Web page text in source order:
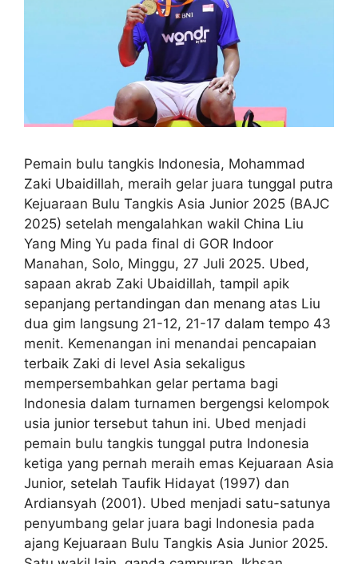
Pemain bulu tangkis Indonesia, Mohammad
Zaki Ubaidillah, meraih gelar juara tunggal putra
Kejuaraan Bulu Tangkis Asia Junior 2025 (BAJC
2025) setelah mengalahkan wakil China Liu
Yang Ming Yu pada final di GOR Indoor
Manahan, Solo, Minggu, 27 Juli 2025. Ubed,
sapaan akrab Zaki Ubaidillah, tampil apik
sepanjang pertandingan dan menang atas Liu
dua gim langsung 21-12, 21-17 dalam tempo 43
menit. Kemenangan ini menandai pencapaian
terbaik Zaki di level Asia sekaligus
mempersembahkan gelar pertama bagi
Indonesia dalam turnamen bergengsi kelompok
usia junior tersebut tahun ini. Ubed menjadi
pemain bulu tangkis tunggal putra Indonesia
ketiga yang pernah meraih emas Kejuaraan Asia
Junior, setelah Taufik Hidayat (1997) dan
Ardiansyah (2001). Ubed menjadi satu-satunya
penyumbang gelar juara bagi Indonesia pada
ajang Kejuaraan Bulu Tangkis Asia Junior 2025.